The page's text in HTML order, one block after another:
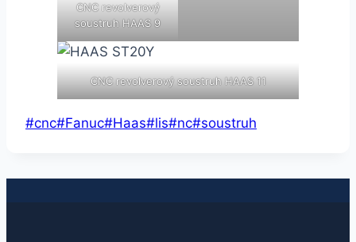
CNC revolverový
soustruh HAAS 9
CNC revolverový soustruh HAAS 11
Štítky
#cnc#Fanuc#Haas#lis#nc#soustruh